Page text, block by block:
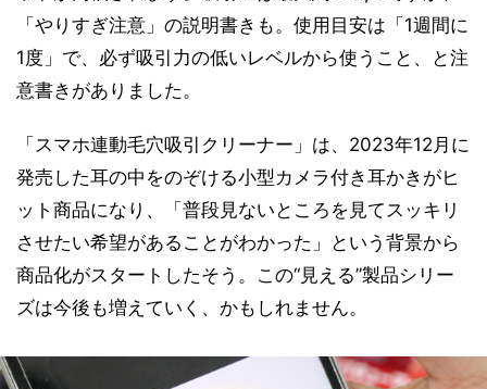
「やりすぎ注意」の説明書きも。使用目安は「1週間に
1度」で、必ず吸引力の低いレベルから使うこと、と注
意書きがありました。
「スマホ連動毛穴吸引クリーナー」は、2023年12月に
発売した耳の中をのぞける小型カメラ付き耳かきがヒ
ット商品になり、「普段見ないところを見てスッキリ
させたい希望があることがわかった」という背景から
商品化がスタートしたそう。この“見える”製品シリー
ズは今後も増えていく、かもしれません。